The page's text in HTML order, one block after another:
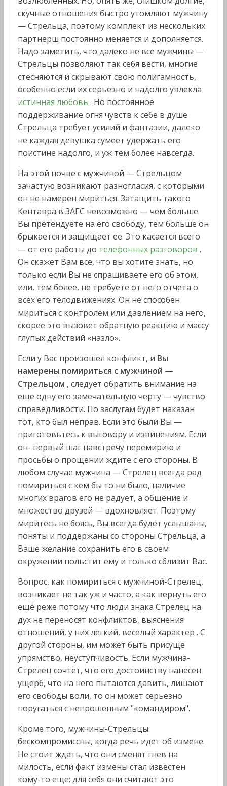
скучные отношения быстро утомляют мужчину
— Стрельца, поэтому комплект из нескольких
партнерш постоянно меняется и дополняется.
Надо заметить, что далеко не все мужчины —
Стрельцы позволяют так себя вести, многие
стесняются и скрывают свою полигамность,
особенно если их серьезно и надолго увлекла
истинная любовь . Но постоянное
поддерживание огня чувств к себе в душе
Стрельца требует усилий и фантазии, далеко
не каждая девушка сумеет удержать его
поистине надолго, и уж тем более навсегда.
На этой почве с мужчиной — Стрельцом
зачастую возникают разногласия, с которыми
он не намерен мириться. Затащить такого
Кентавра в ЗАГС невозможно — чем больше
Вы претендуете на его свободу, тем больше он
брыкается и защищает ее. Это касается всего
— от его работы до телефонных разговоров .
Он скажет Вам все, что вы хотите знать, но
только если Вы не спрашиваете его об этом,
или, тем более, не требуете от него отчета о
всех его телодвижениях. Он не способен
мириться с контролем или давлением на него,
скорее это вызовет обратную реакцию и массу
глупых действий «назло».
Если у Вас произошел конфликт, и Вы
намерены помириться с мужчиной —
Стрельцом , следует обратить внимание на
еще одну его замечательную черту — чувство
справедливости. По заслугам будет наказан
тот, кто был неправ. Если это были Вы —
приготовьтесь к выговору и извинениям. Если
он- первый шаг навстречу перемирию и
просьбы о прощении ждите с его стороны. В
любом случае мужчина — Стрелец всегда рад
помириться с кем бы то ни было, наличие
многих врагов его не радует, а общение и
множество друзей — вдохновляет. Поэтому
миритесь не боясь, Вы всегда будет услышаны,
поняты и поддержаны со стороны Стрельца, а
Ваше желание сохранить его в своем
окружении польстит ему и только сблизит Вас.
Вопрос, как помириться с мужчиной-Стрелец,
возникает не так уж и часто, а как вернуть его
ещё реже потому что люди знака Стрелец на
дух не переносят конфликтов, выяснения
отношений, у них легкий, веселый характер . С
другой стороны, им может быть присуще
упрямство, неуступчивость. Если мужчина-
Стрелец сочтет, что его достоинству нанесен
ущерб, что на него пытаются давить, лишают
его свободы воли, то он может серьезно
поругаться с непрошенным "командиром".
Кроме того, мужчины-Стрельцы
бескомпромиссны, когда речь идет об измене.
Не стоит ждать, что они сменят гнев на
милость, если факт измены стал известен
кому-то еще: для себя они считают это